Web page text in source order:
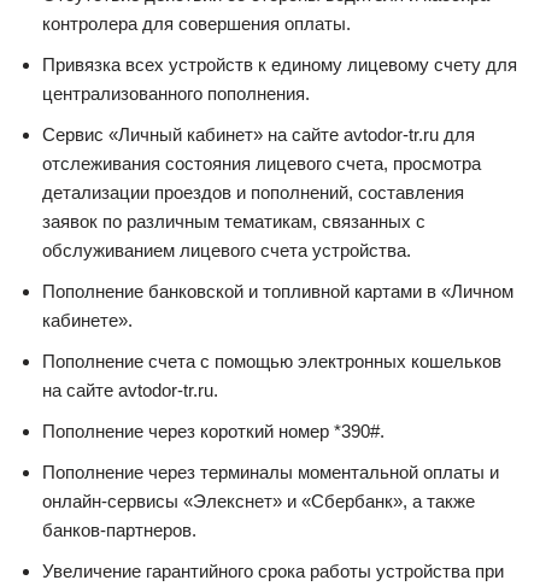
контролера для совершения оплаты.
Привязка всех устройств к единому лицевому счету для
централизованного пополнения.
Сервис «Личный кабинет» на сайте avtodor-tr.ru для
отслеживания состояния лицевого счета, просмотра
детализации проездов и пополнений, составления
заявок по различным тематикам, связанных с
обслуживанием лицевого счета устройства.
Пополнение банковской и топливной картами в «Личном
кабинете».
Пополнение счета с помощью электронных кошельков
на сайте avtodor-tr.ru.
Пополнение через короткий номер *390#.
Пополнение через терминалы моментальной оплаты и
онлайн-сервисы «Элекснет» и «Сбербанк», а также
банков-партнеров.
Увеличение гарантийного срока работы устройства при